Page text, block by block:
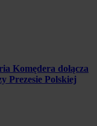
Komędera dołącza
Prezesie Polskiej